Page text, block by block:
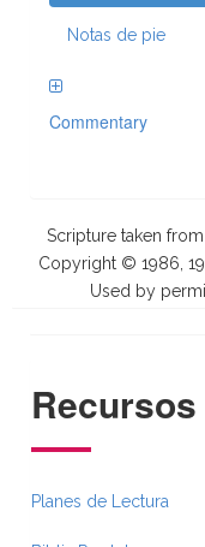
Notas de pie
Commentary
Scripture taken
Copyright © 1986,
Used by
Planes de Lectura